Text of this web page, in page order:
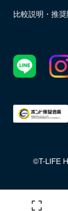
比較説明・推
©T-LIFE